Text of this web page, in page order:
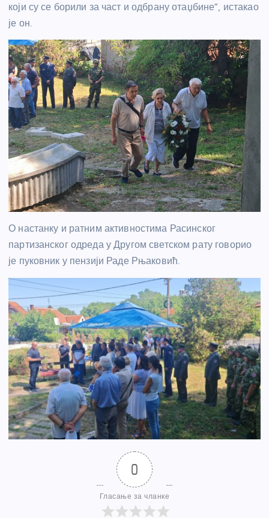
који су се борили за част и одбрану отаџбине”, истакао
је он.
О настанку и ратним активностима Расинског
партизанског одреда у Другом светском рату говорио
је пуковник у пензији Раде Рњаковић.
0
Гласање за чланке